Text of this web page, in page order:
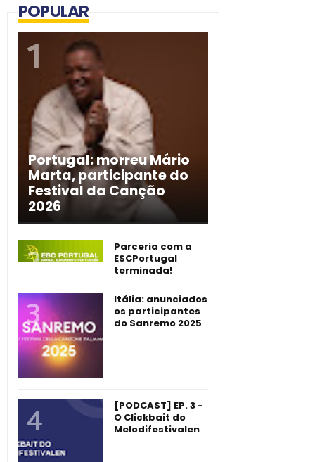
POPULAR
Portugal: morreu Mário
Marta, participante do
Festival da Canção
2026
Parceria com a
ESCPortugal
terminada!
Itália: anunciados
os participantes
do Sanremo 2025
[PODCAST] EP. 3 -
O Clickbait do
Melodifestivalen